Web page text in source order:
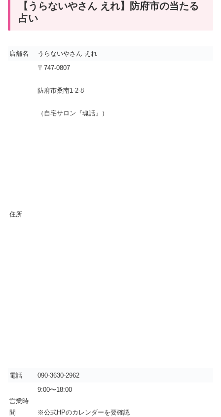
【うらないやさん えれ】防府市の当たる
占い
店舗名 うらないやさん えれ
住所
〒747-0807
防府市桑南1-2-8
（自宅サロン『魂話』）
電話 090-3630-2962
営業時
間
9:00〜18:00
※公式HPのカレンダーを要確認